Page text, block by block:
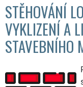
STĚHOVÁNÍ
VYKLIZENÍ A
STAVEBNÍHO